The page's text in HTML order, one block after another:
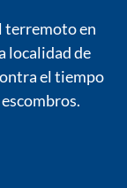
terremoto en
localidad de
el tiempo